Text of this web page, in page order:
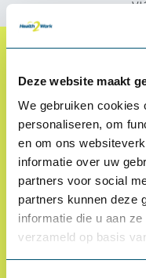
Deze website maakt
We gebruiken cookies
personaliseren, om
en om ons
informatie over uw
partners voor social
partners kunnen deze
informatie die u aan
verzameld op basis
Klantenservice
Proefplaatsing
Betalen
Retourneren
Inloggen
OCI-koppeling
Contact